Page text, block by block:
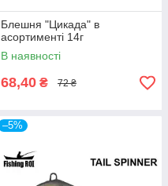
Блешня "Цикада" в
асортименті 14г
В наявності
68,40 ₴ 72 ₴
–5%